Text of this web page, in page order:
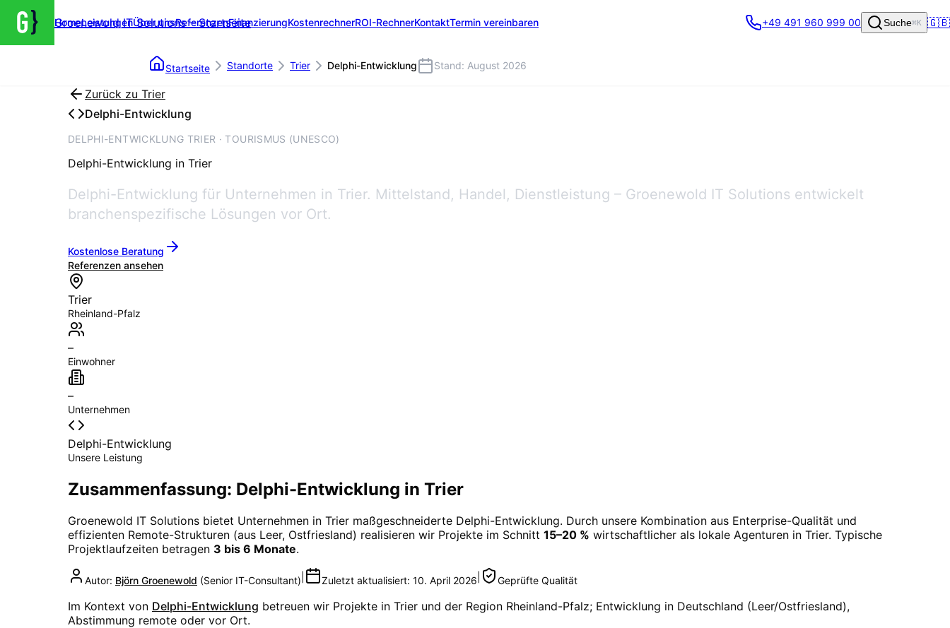
Groenewold IT Solutions – Startseite
HomeLeistungenÜber unsReferenzenFinanzierungKostenrechnerROI-RechnerKontaktTermin vereinbaren
Startseite Standorte Trier Delphi-Entwicklung Stand: August 2026
+49 491 960 999 00 Suche⌘K 🇬🇧
Zurück zu Trier
Delphi-Entwicklung
DELPHI-ENTWICKLUNG TRIER · TOURISMUS (UNESCO)
Delphi-Entwicklung in Trier
Delphi-Entwicklung für Unternehmen in Trier. Mittelstand, Handel, Dienstleistung – Groenewold IT Solutions entwickelt
branchenspezifische Lösungen vor Ort.
Kostenlose Beratung
Referenzen ansehen
Trier
Rheinland-Pfalz
–
Einwohner
–
Unternehmen
Delphi-Entwicklung
Unsere Leistung
Zusammenfassung: Delphi-Entwicklung in Trier
Groenewold IT Solutions bietet Unternehmen in Trier maßgeschneiderte Delphi-Entwicklung. Durch unsere Kombination aus Enterprise-Qualität und
effizienten Remote-Strukturen (aus Leer, Ostfriesland) realisieren wir Projekte im Schnitt 15–20 % wirtschaftlicher als lokale Agenturen in Trier. Typische
Projektlaufzeiten betragen 3 bis 6 Monate.
Autor: Björn Groenewold (Senior IT-Consultant) Zuletzt aktualisiert: 10. April 2026 Geprüfte Qualität
Im Kontext von Delphi-Entwicklung betreuen wir Projekte in Trier und der Region Rheinland-Pfalz; Entwicklung in Deutschland (Leer/Ostfriesland),
Abstimmung remote oder vor Ort.